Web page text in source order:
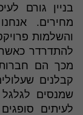
בניין גורם
מחירים.
והשלמות
להתדרדר כאשר
מכך הם
קבלנים
שמנסים
לעיתים